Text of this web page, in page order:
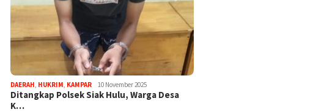
DAERAH HUKRIM KAMPAR 10 November 2025
Ditangkap Polsek Siak Hulu, Warga Desa
K…